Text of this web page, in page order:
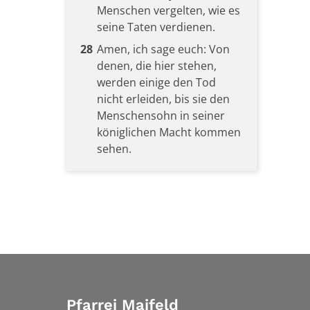
Menschen vergelten, wie es
seine Taten verdienen.
28 Amen, ich sage euch: Von
denen, die hier stehen,
werden einige den Tod
nicht erleiden, bis sie den
Menschensohn in seiner
königlichen Macht kommen
sehen.
Pfarrei Maifeld